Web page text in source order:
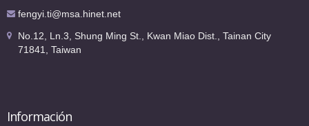
fengyi.ti@msa.hinet.net
No.12, Ln.3, Shung Ming St., Kwan Miao Dist., Tainan City
71841, Taiwan
Información